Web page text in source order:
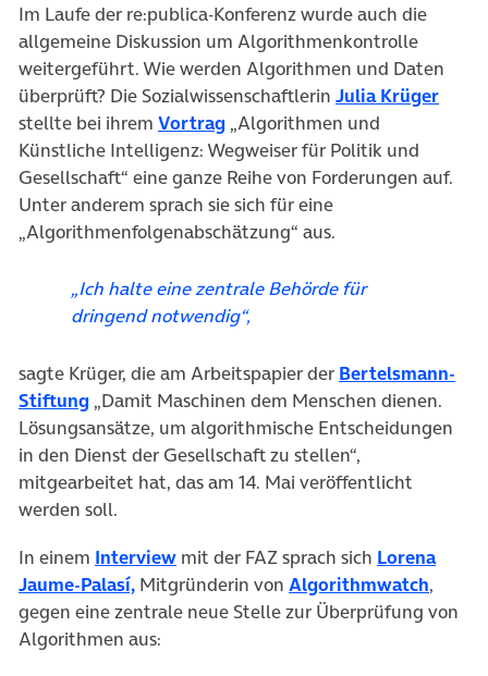
Im Laufe der re:publica-Konferenz wurde auch die
allgemeine Diskussion um Algorithmenkontrolle
weitergeführt. Wie werden Algorithmen und Daten
überprüft? Die Sozialwissenschaftlerin Julia Krüger
stellte bei ihrem Vortrag(öffnet in neuem Tab)
„Algorithmen und
Künstliche Intelligenz: Wegweiser für Politik und
Gesellschaft“ eine ganze Reihe von Forderungen auf.
Unter anderem sprach sie sich für eine
„Algorithmenfolgenabschätzung“ aus.
„Ich halte eine zentrale Behörde für
dringend notwendig“,
sagte Krüger, die am Arbeitspapier der Bertelsmann-
Stiftung(öffnet in neuem Tab)
„Damit Maschinen dem Menschen dienen.
Lösungsansätze, um algorithmische Entscheidungen
in den Dienst der Gesellschaft zu stellen“,
mitgearbeitet hat, das am 14. Mai veröffentlicht
werden soll.
In einem Interview(öffnet in neuem Tab)
mit der FAZ sprach sich Lorena
Jaume-Palasí,(öffnet in neuem Tab)
Mitgründerin von Algorithmwatch,
gegen eine zentrale neue Stelle zur Überprüfung von
Algorithmen aus: